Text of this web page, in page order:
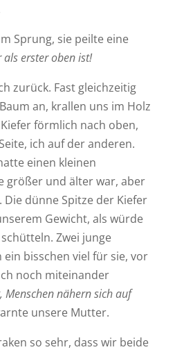
Sprung, sie peilte eine
als erster oben ist!
zurück. Fast gleichzeitig
an, krallen uns im Holz
förmlich nach oben,
ich auf der anderen.
einen kleinen
größer und älter war, aber
Die dünne Spitze der Kiefer
Gewicht, als würde
Zwei junge
ein bisschen viel für sie, vor
noch miteinander
Menschen nähern sich auf
unsere Mutter.
so sehr, dass wir beide